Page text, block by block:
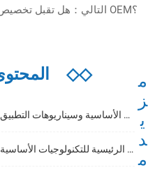
التالي：هل تقبل تخصيص OEM؟
◇◇
تحليل شامل لعمليات تشكيل المعادن: التقنيات الأساسية وسيناريوهات التطبيق
تحليل العملية بأكملها لمعالجة المنتجات الزخرفية من الفولاذ المقاوم للصدأ والنقاط الرئيسية للتكنولوجيات الأساسية
م
ز
ي
د
م